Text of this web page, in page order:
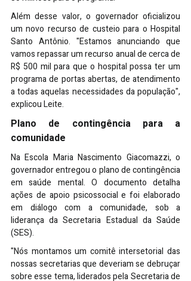
Além desse valor, o governador oficializou
um novo recurso de custeio para o Hospital
Santo Antônio. "Estamos anunciando que
vamos repassar um recurso anual de cerca de
R$ 500 mil para que o hospital possa ter um
programa de portas abertas, de atendimento
a todas aquelas necessidades da população",
explicou Leite.
Plano de contingência para a
comunidade
Na Escola Maria Nascimento Giacomazzi, o
governador entregou o plano de contingência
em saúde mental. O documento detalha
ações de apoio psicossocial e foi elaborado
em diálogo com a comunidade, sob a
liderança da Secretaria Estadual da Saúde
(SES).
"Nós montamos um comitê intersetorial das
nossas secretarias que deveriam se debruçar
sobre esse tema, liderados pela Secretaria de